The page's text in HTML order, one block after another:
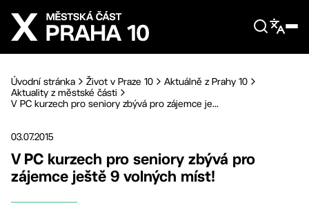
Přejít na hlavní obsah
Úvodní stránka Život v Praze 10
Aktuálně z Prahy 10
Aktuality z městské části
V PC kurzech pro seniory zbývá pro zájemce je...
03.07.2015
V PC kurzech pro seniory zbývá pro
zájemce ještě 9 volných míst!